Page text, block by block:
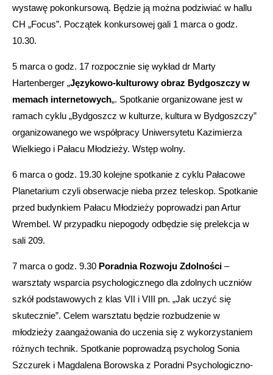
wystawę pokonkursową. Będzie ją można podziwiać w hallu
CH „Focus”. Początek konkursowej gali 1 marca o godz.
10.30.
5 marca o godz. 17 rozpocznie się wykład dr Marty
Hartenberger „Językowo-kulturowy obraz Bydgoszczy w
memach internetowych„. Spotkanie organizowane jest w
ramach cyklu „Bydgoszcz w kulturze, kultura w Bydgoszczy”
organizowanego we współpracy Uniwersytetu Kazimierza
Wielkiego i Pałacu Młodzieży. Wstęp wolny.
6 marca o godz. 19.30 kolejne spotkanie z cyklu Pałacowe
Planetarium czyli obserwacje nieba przez teleskop. Spotkanie
przed budynkiem Pałacu Młodzieży poprowadzi pan Artur
Wrembel. W przypadku niepogody odbędzie się prelekcja w
sali 209.
7 marca o godz. 9.30 Poradnia Rozwoju Zdolności –
warsztaty wsparcia psychologicznego dla zdolnych uczniów
szkół podstawowych z klas VII i VIII pn. „Jak uczyć się
skutecznie”. Celem warsztatu będzie rozbudzenie w
młodzieży zaangażowania do uczenia się z wykorzystaniem
różnych technik. Spotkanie poprowadzą psycholog Sonia
Szczurek i Magdalena Borowska z Poradni Psychologiczno-